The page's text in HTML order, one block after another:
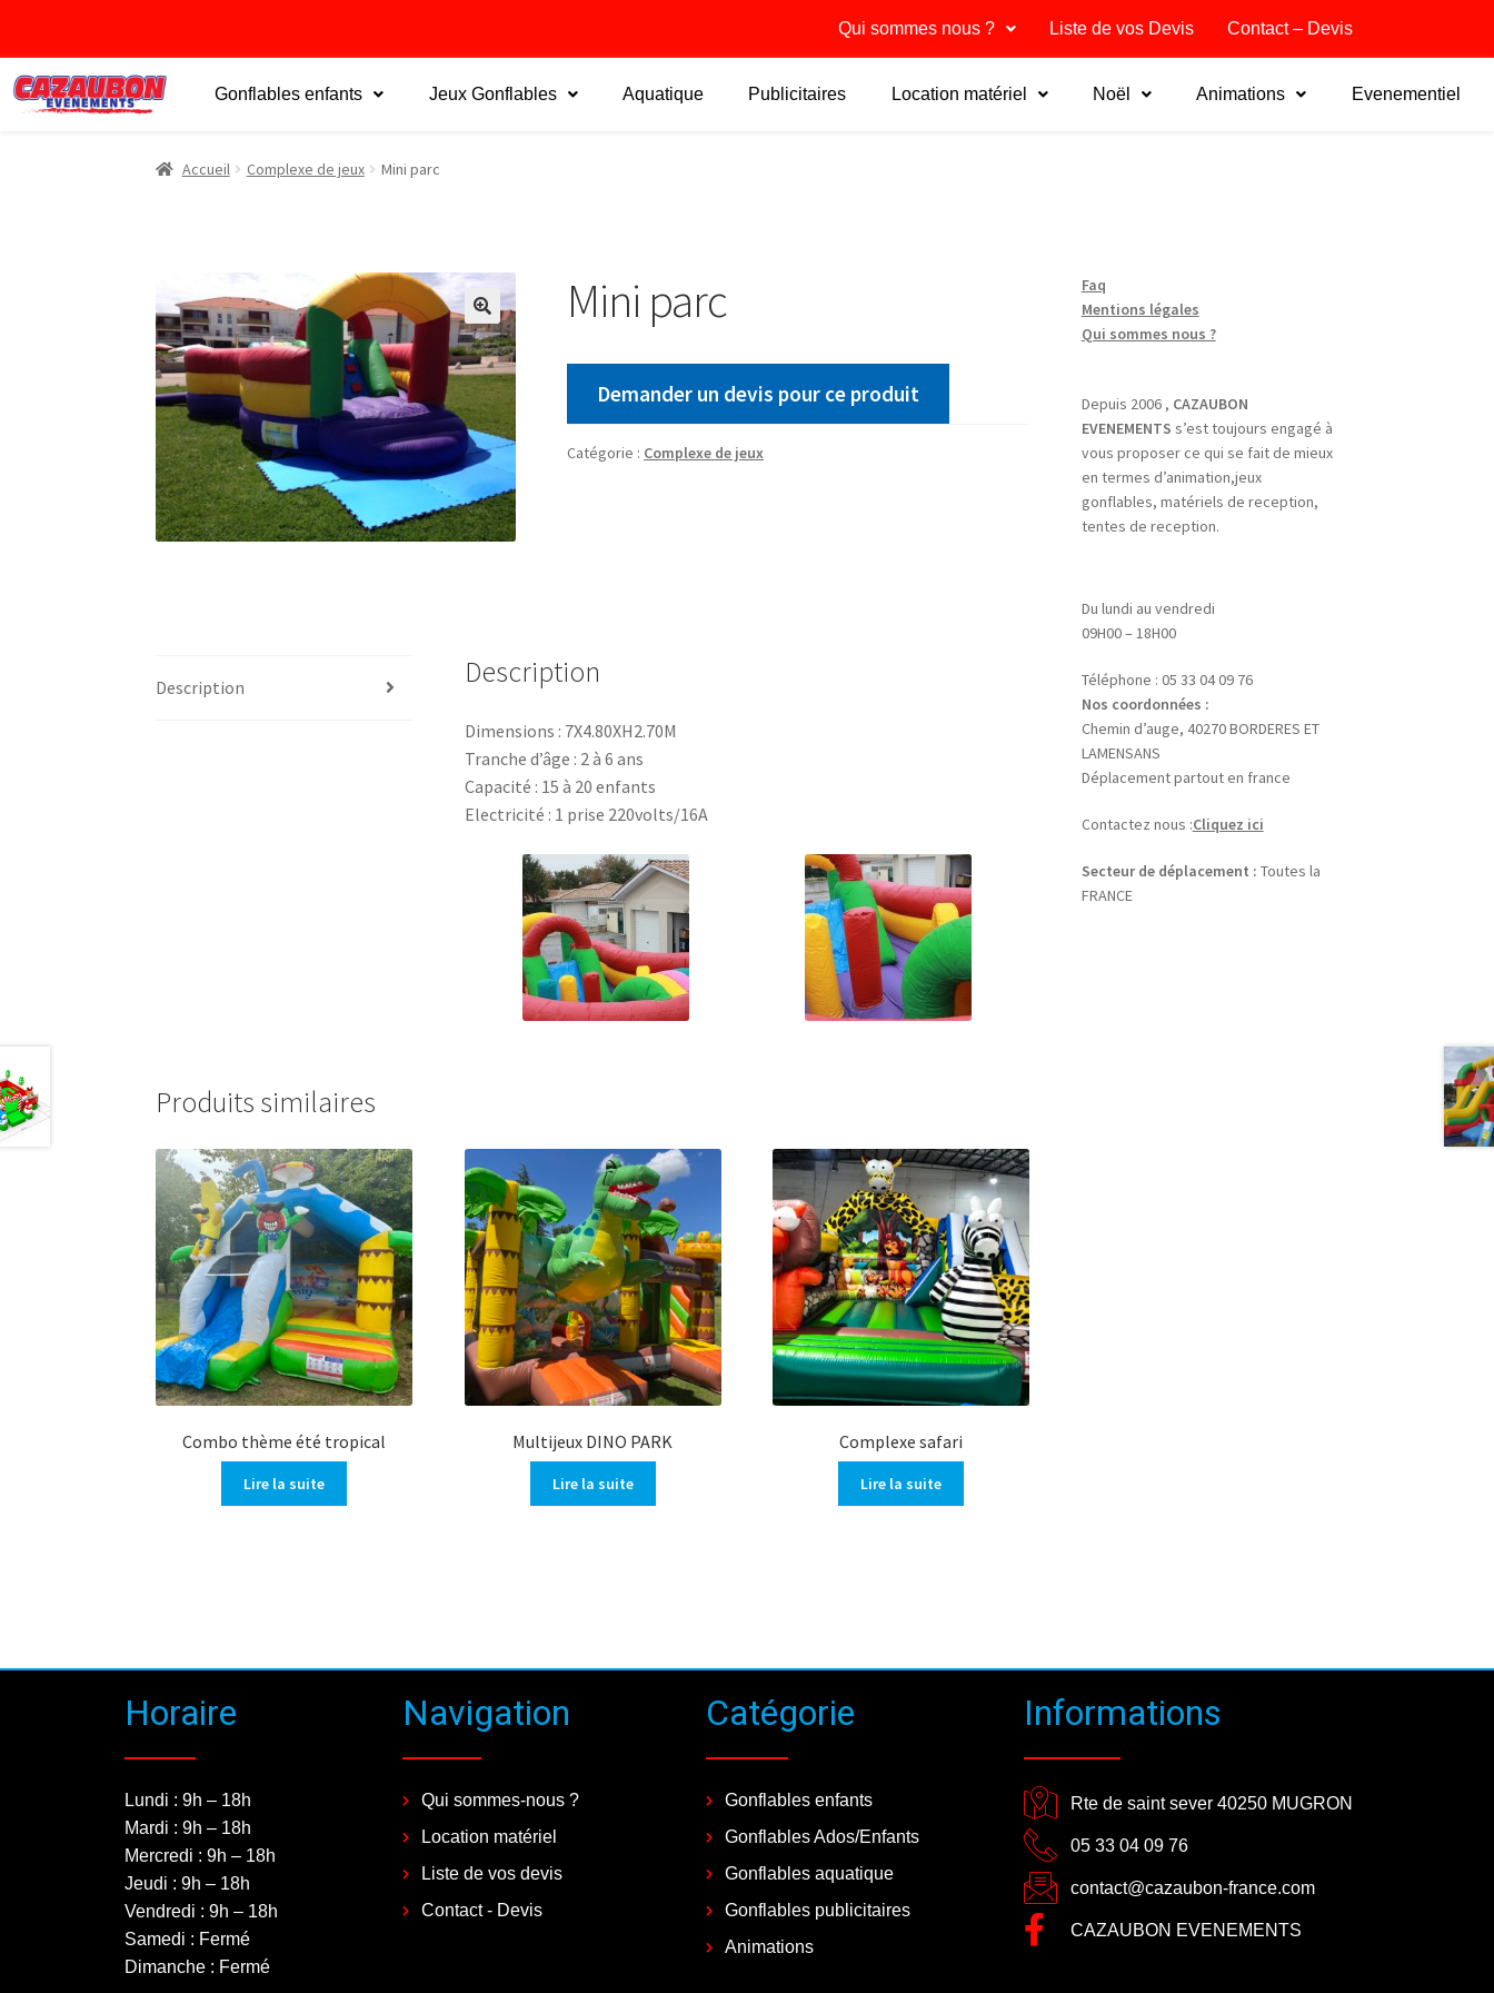
Qui sommes nous ? Liste de vos Devis Contact – Devis
Gonflables enfants Jeux Gonflables Aquatique Publicitaires Location matériel Noël Animations Evenementiel
Accueil Complexe de jeux Mini parc
Mini parc
Demander un devis pour ce produit
Catégorie : Complexe de jeux
Description Description
Dimensions : 7X4.80XH2.70M
Tranche d’âge : 2 à 6 ans
Capacité : 15 à 20 enfants
Electricité : 1 prise 220volts/16A
Produits similaires
Combo thème été tropical
Lire la suite
Multijeux DINO PARK
Lire la suite
Complexe safari
Lire la suite
Faq
Mentions légales
Qui sommes nous ?
Depuis 2006 , CAZAUBON
EVENEMENTS s’est toujours engagé à
vous proposer ce qui se fait de mieux
en termes d’animation,jeux
gonflables, matériels de reception,
tentes de reception.
Du lundi au vendredi
09H00 – 18H00
Téléphone : 05 33 04 09 76
Nos coordonnées :
Chemin d’auge, 40270 BORDERES ET
LAMENSANS
Déplacement partout en france
Contactez nous :Cliquez ici
Secteur de déplacement : Toutes la
FRANCE
Horaire
Lundi : 9h – 18h
Mardi : 9h – 18h
Mercredi : 9h – 18h
Jeudi : 9h – 18h
Vendredi : 9h – 18h
Samedi : Fermé
Dimanche : Fermé
Navigation
Qui sommes-nous ?
Location matériel
Liste de vos devis
Contact - Devis
Catégorie
Gonflables enfants
Gonflables Ados/Enfants
Gonflables aquatique
Gonflables publicitaires
Animations
Informations
Rte de saint sever 40250 MUGRON
05 33 04 09 76
contact@cazaubon-france.com
CAZAUBON EVENEMENTS